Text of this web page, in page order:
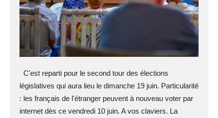
C'est reparti pour le second tour des élections
législatives qui aura lieu le dimanche 19 juin. Particularité
: les français de l'étranger peuvent à nouveau voter par
internet dès ce vendredi 10 juin. A vos claviers. La